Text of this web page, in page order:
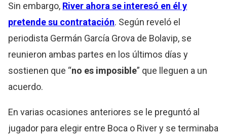
Sin embargo, River ahora se interesó en él y
pretende su contratación. Según reveló el
periodista Germán García Grova de Bolavip, se
reunieron ambas partes en los últimos días y
sostienen que “no es imposible” que lleguen a un
acuerdo.
En varias ocasiones anteriores se le preguntó al
jugador para elegir entre Boca o River y se terminaba